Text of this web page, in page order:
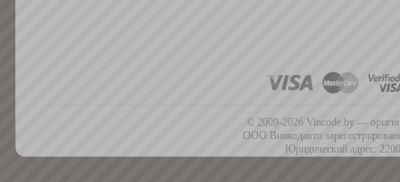
© 2009-2026 Vincode.by —
ООО Винкодавто
Юридический адрес: